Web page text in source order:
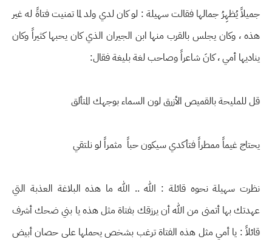
جميلاً يُظهِرُ جمالها فقالت سهيلة : لو كان لدي ولد لما تمنيت فتاةً له غير
هذه ، وكان يجلس بالقرب منها ابن الجيران الذي كان يحبها كثيراً وكان
يناديها أمي ، كانَ شاعراً وصاحب لغة بليغة فقال:
قل للمليحة بالقميص الأزرق لون السماء بوجهك المتألق
يحتاج غيماً ممطراً فتأكدي سيكون حباً مثمراً لو نلتقي
نظرت سهيلة نحوه قائلة : الله .. الله ما هذه البلاغة العذبة التي
عهدتك بها أتمنى من الله أن يرزقك بفتاة مثل هذه يا بني ضحك أشرف
قائلاً : يا أمي مثل هذه الفتاة ترغب بشخص يحملها على حصان أبيض